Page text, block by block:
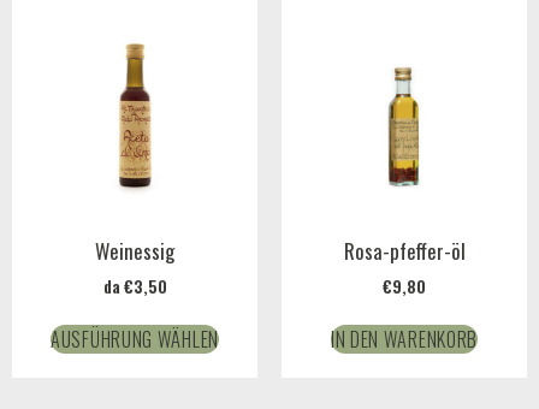
Weinessig
da €3,50
AUSFÜHRUNG WÄHLEN
Rosa-pfeffer-öl
€9,80
IN DEN WARENKORB